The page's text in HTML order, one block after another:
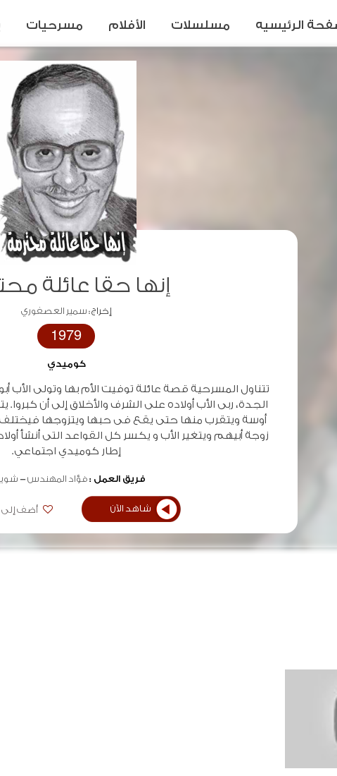
إنها حقا عائلة
إخراج :سمير العصفوري
1979
كوميدي
تتناول المسرحية قصة عائلة توفيت الأم بها وتولى الأب
الجدة، ربى الأب أولاده على الشرف والأخلاق إلى أن
أوسة ويتقرب منها حتى يقع فى حبها ويتزوجها
زوجة أبيهم ويتغير الأب و يكسر كل القواعد التى أنشأ
إطار كوميدي اجتماعي.
فريق العمل :فؤاد المهندس
شاهد الآن أضف إلى
الرئيسيه مسلسلات الأفلام مسرحيات